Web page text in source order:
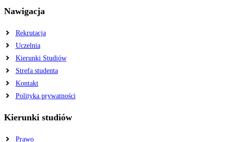
Nawigacja
Rekrutacja
Uczelnia
Kierunki Studiów
Strefa studenta
Kontakt
Polityka prywatności
Kierunki studiów
Prawo